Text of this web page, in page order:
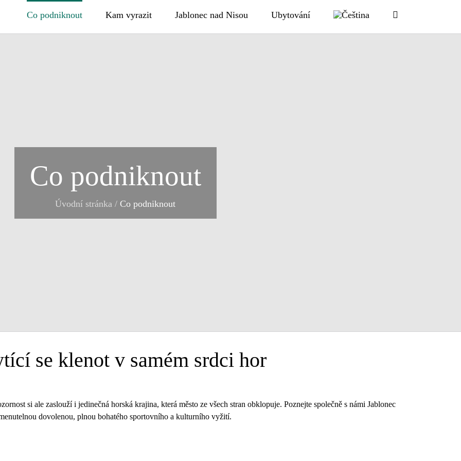
Co podniknout Kam vyrazit Jablonec nad Nisou Ubytování
Co podniknout
Úvodní stránka / Co podniknout
se klenot v samém srdci hor
si ale zaslouží i jedinečná horská krajina, která město ze všech stran obklopuje. Poznejte společně s námi Jablonec
dovolenou, plnou bohatého sportovního a kulturního vyžití.